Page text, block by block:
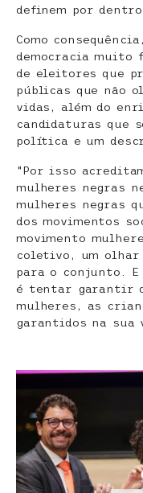
definem por
Como
democracia muito
de eleitores que
públicas que não
vidas, além do
candidaturas que
política e um
“Por isso
mulheres negras
mulheres negras
dos movimentos
movimento
coletivo, um olhar
para o conjunto. E
é tentar garantir
mulheres, as
garantidos na sua